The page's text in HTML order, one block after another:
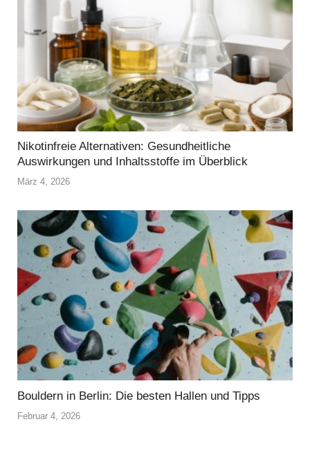
Nikotinfreie Alternativen: Gesundheitliche
Auswirkungen und Inhaltsstoffe im Überblick
März 4, 2026
Bouldern in Berlin: Die besten Hallen und Tipps
Februar 4, 2026